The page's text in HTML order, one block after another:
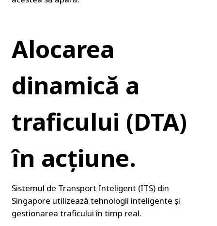
Alocarea
dinamică a
traficului (DTA)
în acțiune.
Sistemul de Transport Inteligent (ITS) din
Singapore utilizează tehnologii inteligente și
gestionarea traficului în timp real.